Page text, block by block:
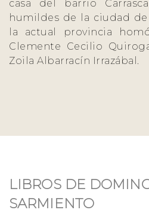
casa del barrio
humildes de la ciudad de
la actual provincia
Clemente Cecilio
Zoila Albarracín Irrazábal.
LIBROS DE
SARMIENTO